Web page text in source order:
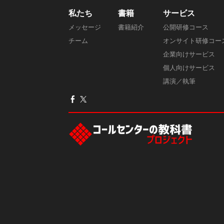
私たち
メッセージ
チーム
書籍
書籍紹介
サービス
公開研修コース
オンサイト研修コー
企業向けサービス
個人向けサービス
講演／執筆